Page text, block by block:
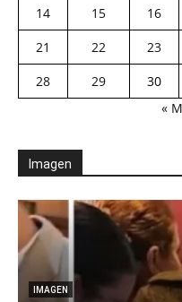
14
15 16
21
22 23
28
29
30
«
Imagen
IMAGEN